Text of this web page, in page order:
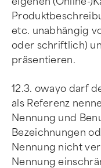
etc. unabhängig
oder schriftlich)
präsentieren.
12.3. owayo darf
als Referenz
Nennung und
Bezeichnungen
Nennung nicht
Nennung